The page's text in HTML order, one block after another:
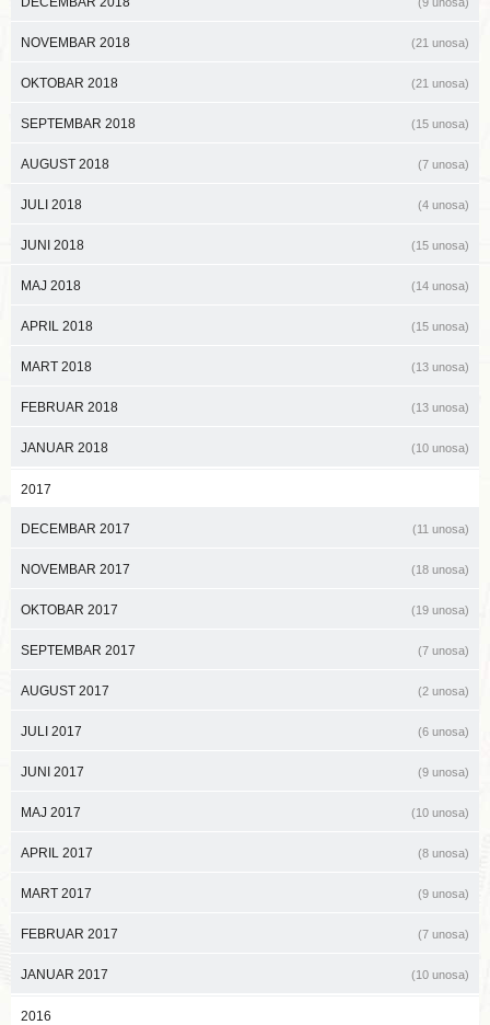
NOVEMBAR 2018 (21 unosa)
OKTOBAR 2018 (21 unosa)
SEPTEMBAR 2018 (15 unosa)
AUGUST 2018 (7 unosa)
JULI 2018 (4 unosa)
JUNI 2018 (15 unosa)
MAJ 2018 (14 unosa)
APRIL 2018 (15 unosa)
MART 2018 (13 unosa)
FEBRUAR 2018 (13 unosa)
JANUAR 2018 (10 unosa)
2017
DECEMBAR 2017 (11 unosa)
NOVEMBAR 2017 (18 unosa)
OKTOBAR 2017 (19 unosa)
SEPTEMBAR 2017 (7 unosa)
AUGUST 2017 (2 unosa)
JULI 2017 (6 unosa)
JUNI 2017 (9 unosa)
MAJ 2017 (10 unosa)
APRIL 2017 (8 unosa)
MART 2017 (9 unosa)
FEBRUAR 2017 (7 unosa)
JANUAR 2017 (10 unosa)
2016